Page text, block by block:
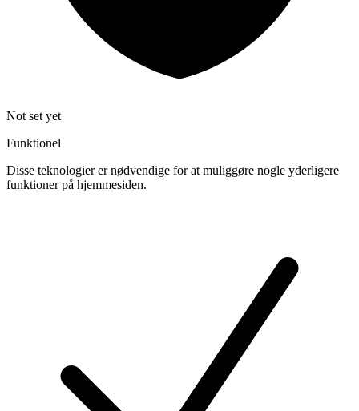
Not set yet
Funktionel
Disse teknologier er nødvendige for at muliggøre nogle yderligere
funktioner på hjemmesiden.